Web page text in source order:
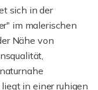
sich in der
im malerischen
Nähe von
in einer ruhigen